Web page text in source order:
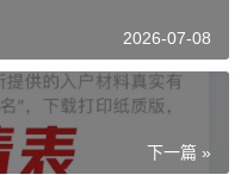
2026-07-08
下一篇 »